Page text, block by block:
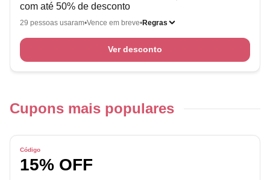
com até 50% de desconto
29 pessoas usaram Vence em breve Regras
Ver desconto
Cupons mais populares
Código
15% OFF